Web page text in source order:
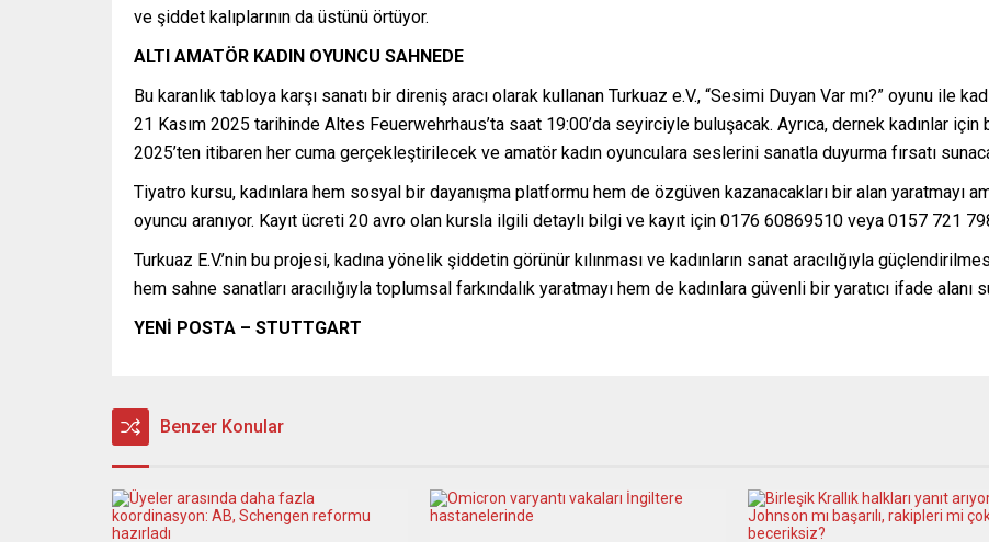
ve şiddet kalıplarının da üstünü örtüyor.
ALTI AMATÖR KADIN OYUNCU SAHNEDE
Bu karanlık tabloya karşı sanatı bir direniş aracı olarak kullanan Turkuaz e.V., “Sesimi Duyan Var mı?” oyunu ile
21 Kasım 2025 tarihinde Altes Feuerwehrhaus’ta saat 19:00’da seyirciyle buluşacak. Ayrıca, dernek kadınlar
2025’ten itibaren her cuma gerçekleştirilecek ve amatör kadın oyunculara seslerini sanatla duyurma fırsatı
Tiyatro kursu, kadınlara hem sosyal bir dayanışma platformu hem de özgüven kazanacakları bir alan yaratmayı
oyuncu aranıyor. Kayıt ücreti 20 avro olan kursla ilgili detaylı bilgi ve kayıt için 0176 60869510 veya 0157 721
Turkuaz E.V.’nin bu projesi, kadına yönelik şiddetin görünür kılınması ve kadınların sanat aracılığıyla
hem sahne sanatları aracılığıyla toplumsal farkındalık yaratmayı hem de kadınlara güvenli bir yaratıcı ifade alanı
YENİ POSTA – STUTTGART
Benzer Konular